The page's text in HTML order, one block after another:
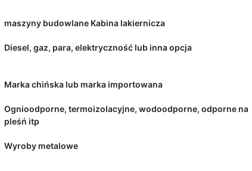
maszyny budowlane Kabina lakiernicza
Diesel, gaz, para, elektryczność lub inna opcja
Marka chińska lub marka importowana
Ognioodporne, termoizolacyjne, wodoodporne, odporne na
pleśń itp
Wyroby metalowe